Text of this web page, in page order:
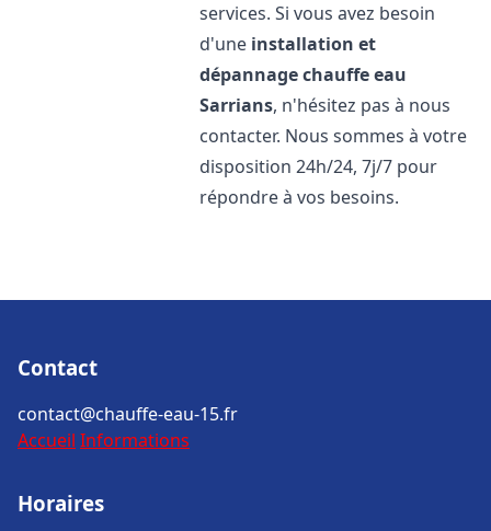
services. Si vous avez besoin
d'une installation et
dépannage chauffe eau
Sarrians, n'hésitez pas à nous
contacter. Nous sommes à votre
disposition 24h/24, 7j/7 pour
répondre à vos besoins.
Contact
contact@chauffe-eau-15.fr
Accueil Informations
Horaires